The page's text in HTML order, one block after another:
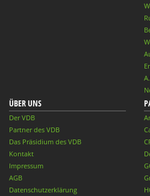
ÜBER UNS
Der VDB
Partner des VDB
Das Präsidium des VDB
Kontakt
Impressum
AGB
Datenschutzerklärung